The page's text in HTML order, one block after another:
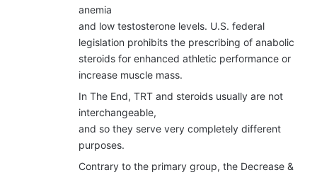
anemia
and low testosterone levels. U.S. federal
legislation prohibits the prescribing of anabolic
steroids for enhanced athletic performance or
increase muscle mass.
In The End, TRT and steroids usually are not
interchangeable,
and so they serve very completely different
purposes.
Contrary to the primary group, the Decrease &